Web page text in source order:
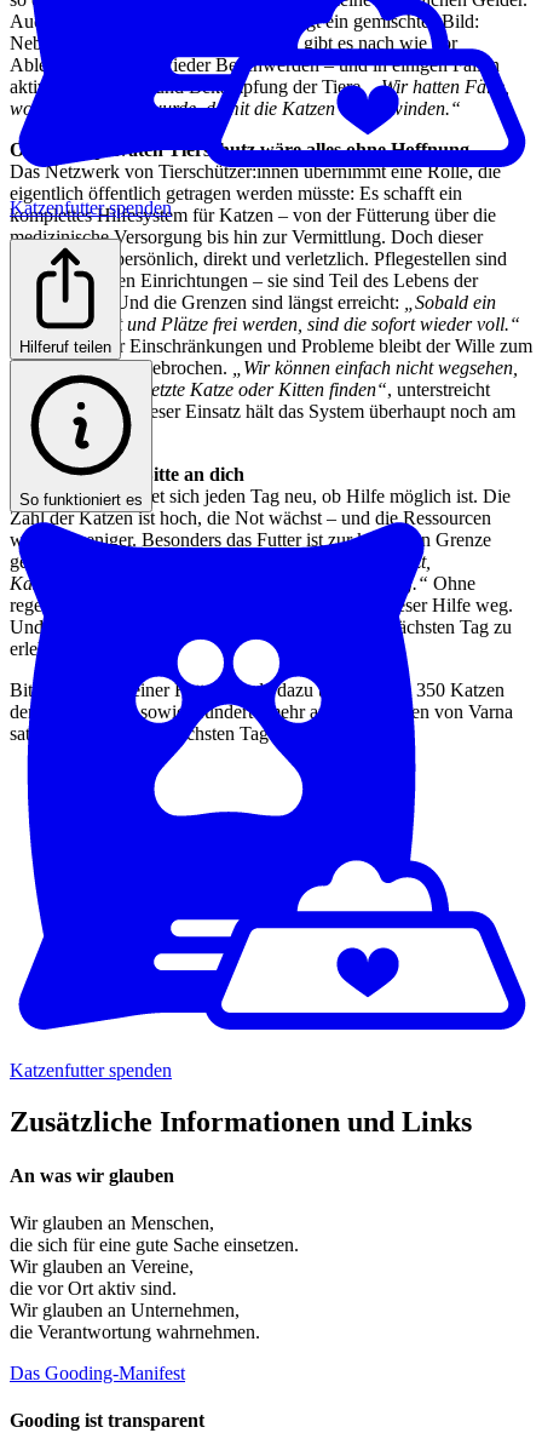
Auch die Haltung der Bevölkerung zeigt ein gemischtes Bild:
Neben engagierten Unterstützer:innen gibt es nach wie vor
Ablehnung, immer wieder Beschwerden – und in einigen Fällen
aktive Vertreibung und Bekämpfung der Tiere. „Wir hatten Fälle,
wo Gift ausgelegt wurde, damit die Katzen verschwinden.“
Ohne den privaten Tierschutz wäre alles ohne Hoffnung
Das Netzwerk von Tierschützer:innen übernimmt eine Rolle, die
eigentlich öffentlich getragen werden müsste: Es schafft ein
komplettes Hilfesystem für Katzen – von der Fütterung über die
medizinische Versorgung bis hin zur Vermittlung. Doch dieser
Tierschutz ist persönlich, direkt und verletzlich. Pflegestellen sind
keine anonymen Einrichtungen – sie sind Teil des Lebens der
Helfer:innen. Und die Grenzen sind längst erreicht:
„Sobald ein
Transport geht und Plätze frei werden, sind die sofort wieder voll.“
Aber trotz aller Einschränkungen und Probleme bleibt der Wille zum
Weitermachen ungebrochen.
„Wir können einfach nicht wegsehen,
wenn wir eine verletzte Katze oder Kitten finden“, unterstreicht
Alexine. Genau dieser Einsatz hält das System überhaupt noch am
Leben.
Eine dringende Bitte an dich
In Varna entscheidet sich jeden Tag neu, ob Hilfe möglich ist. Die
Zahl der Katzen ist hoch, die Not wächst – und die Ressourcen
werden weniger. Besonders das Futter ist zur kritischen Grenze
geworden.
„Wir bezahlen alles selbst – Futter, Tierarzt,
Kastrationen. Das ist einfach eine enorme Belastung.“ Ohne
regelmäßige Futterspenden bricht die Grundlage dieser Hilfe weg.
Und mit ihr die Chance für hunderte Katzen, den nächsten Tag zu
erleben.
Bitte trage mit deiner Futterspende dazu bei, dass die 350 Katzen
der Pflegestellen sowie Hunderte mehr auf den Straßen von Varna
satt werden, um den nächsten Tag zu erleben.
Katzenfutter spenden
Hilferuf teilen
So funktioniert es
Katzenfutter spenden
Zusätzliche Informationen und Links
An was wir glauben
Wir glauben an Menschen,
die sich für eine gute Sache einsetzen.
Wir glauben an Vereine,
die vor Ort aktiv sind.
Wir glauben an Unternehmen,
die Verantwortung wahrnehmen.
Das Gooding-Manifest
Gooding ist transparent